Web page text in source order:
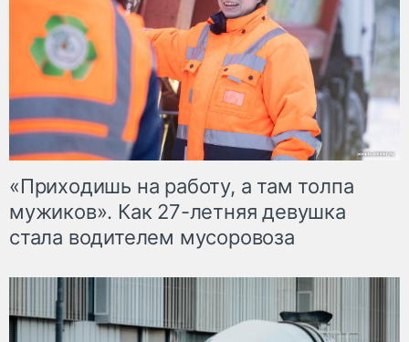
«Приходишь на работу, а там толпа
мужиков». Как 27-летняя девушка
стала водителем мусоровоза